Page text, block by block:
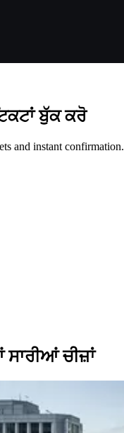
ਬੁੱਕ ਕਰੋ
and instant confirmation.
ਚੀਜ਼ਾਂ